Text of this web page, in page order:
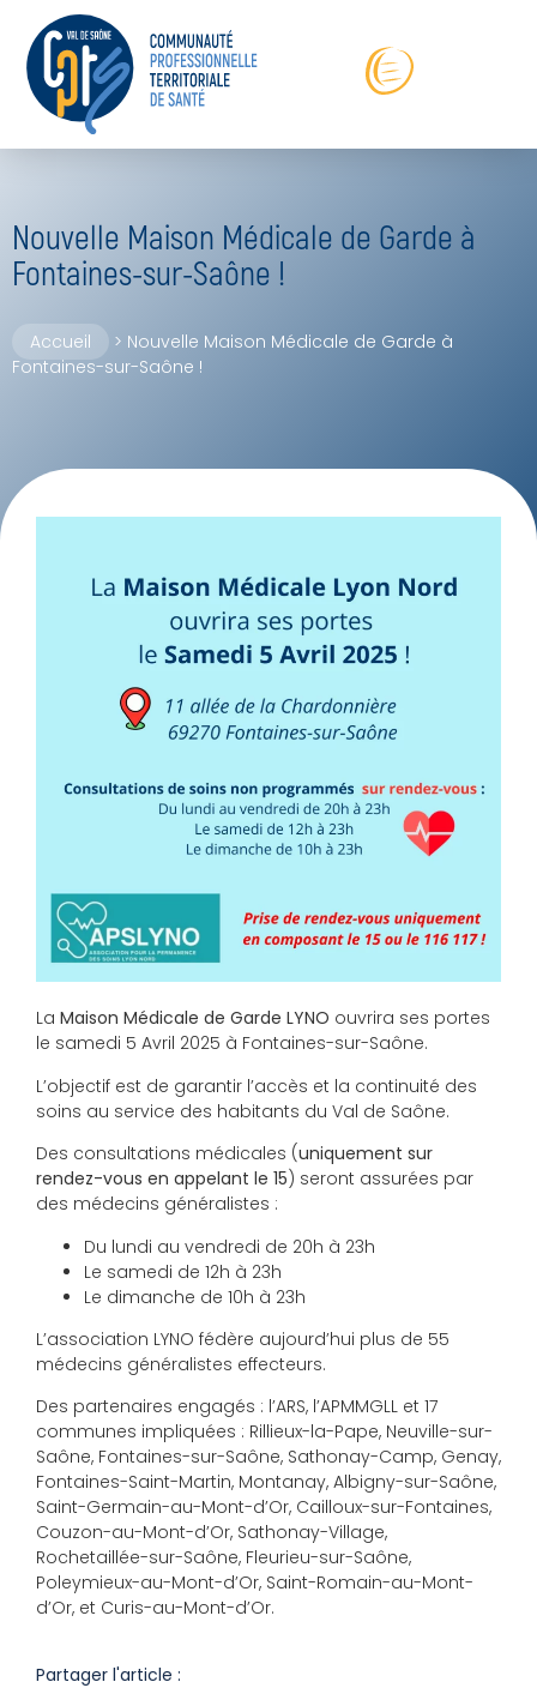
Nouvelle Maison Médicale de Garde à
Fontaines-sur-Saône !
Accueil > Nouvelle Maison Médicale de Garde à
Fontaines-sur-Saône !
La Maison Médicale de Garde LYNO ouvrira ses portes
le samedi 5 Avril 2025 à Fontaines-sur-Saône.
L’objectif est de garantir l’accès et la continuité des
soins au service des habitants du Val de Saône.
Des consultations médicales (uniquement sur
rendez-vous en appelant le 15) seront assurées par
des médecins généralistes :
Du lundi au vendredi de 20h à 23h
Le samedi de 12h à 23h
Le dimanche de 10h à 23h
L’association LYNO fédère aujourd’hui plus de 55
médecins généralistes effecteurs.
Des partenaires engagés : l’ARS, l’APMMGLL et 17
communes impliquées : Rillieux-la-Pape, Neuville-sur-
Saône, Fontaines-sur-Saône, Sathonay-Camp, Genay,
Fontaines-Saint-Martin, Montanay, Albigny-sur-Saône,
Saint-Germain-au-Mont-d’Or, Cailloux-sur-Fontaines,
Couzon-au-Mont-d’Or, Sathonay-Village,
Rochetaillée-sur-Saône, Fleurieu-sur-Saône,
Poleymieux-au-Mont-d’Or, Saint-Romain-au-Mont-
d’Or, et Curis-au-Mont-d’Or.
Partager l'article :